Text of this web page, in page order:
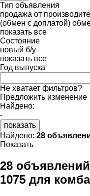
Тип объявления
продажа от
(обмен с доплатой)
показать все
Состояние
новый б/у
показать все
Год выпуска
Не хватает фильтров?
Предложить изменение
Найдено:
-
показать
Найдено: 28
Показать
28
1075 для